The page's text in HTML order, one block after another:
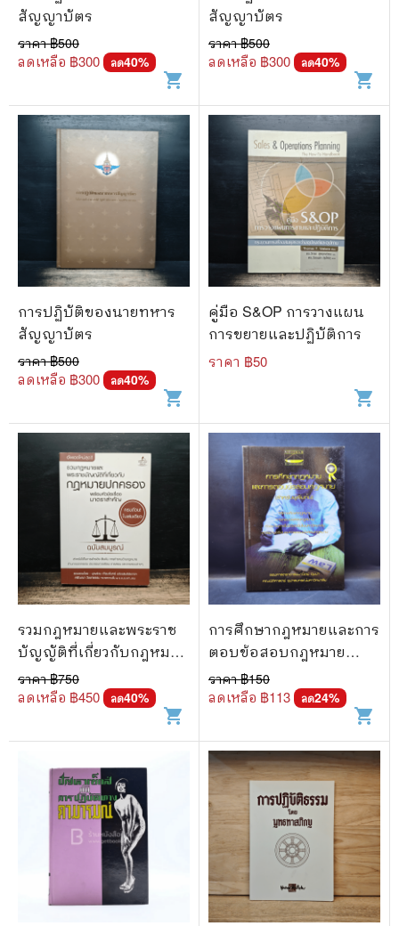
สัญญาบัตร
ราคา ฿500
ลดเหลือ ฿300 ลด40%
shopping_cart
สัญญาบัตร
ราคา ฿500
ลดเหลือ ฿300 ลด40%
shopping_cart
การปฏิบัติของนายทหาร
สัญญาบัตร
ราคา ฿500
ลดเหลือ ฿300 ลด40%
shopping_cart
คู่มือ S&OP การวางแผน
การขยายและปฏิบัติการ
ราคา ฿50
shopping_cart
รวมกฎหมายและพระราช
บัญญัติที่เกี่ยวกับกฎหมาย
ปกครอง ฉบับสมบูรณ์
ราคา ฿750
ลดเหลือ ฿450 ลด40%
shopping_cart
การศึกษากฎหมายและการ
ตอบข้อสอบกฎหมาย
(สำหรับผู้เริ่มต้น) - รศ. มา
นิตย์ จุมปา
ราคา ฿150
ลดเหลือ ฿113 ลด24%
shopping_cart